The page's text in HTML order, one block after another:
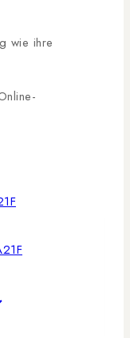
wie ihre